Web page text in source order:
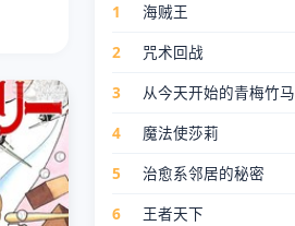
1
海贼王
2
咒术回战
3
从今天开始的青梅竹马
4
魔法使莎莉
5
治愈系邻居的秘密
6
王者天下